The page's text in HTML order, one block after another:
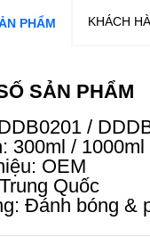
PHẨM KHÁCH
SẢN PHẨM
/
300ml / 1000ml
OEM
Quốc
Đánh bóng &